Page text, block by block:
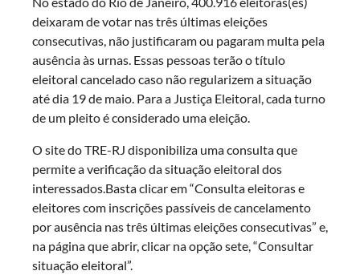
deixaram de votar nas três últimas eleições
consecutivas, não justificaram ou pagaram multa pela
ausência às urnas. Essas pessoas terão o título
eleitoral cancelado caso não regularizem a situação
até dia 19 de maio. Para a Justiça Eleitoral, cada turno
de um pleito é considerado uma eleição.
O site do TRE-RJ disponibiliza uma consulta que
permite a verificação da situação eleitoral dos
interessados.Basta clicar em “Consulta eleitoras e
eleitores com inscrições passíveis de cancelamento
por ausência nas três últimas eleições consecutivas” e,
na página que abrir, clicar na opção sete, “Consultar
situação eleitoral”.